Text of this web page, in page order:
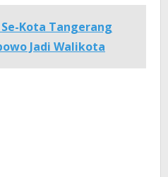
Se-Kota Tangerang
Jadi Walikota